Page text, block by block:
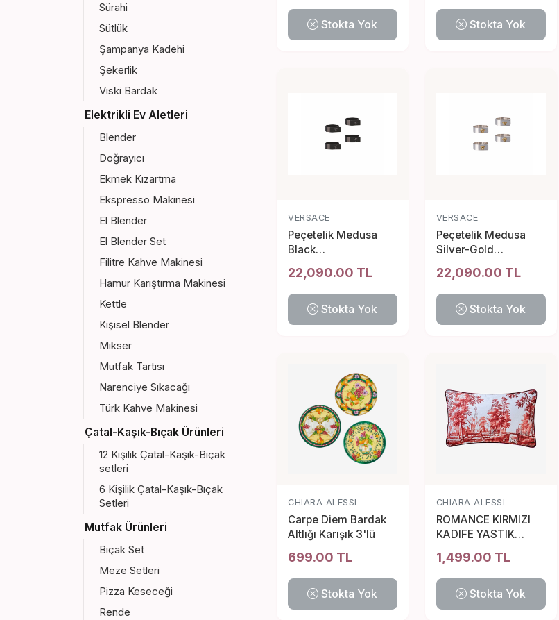
Sürahi
Sütlük
Şampanya Kadehi
Şekerlik
Viski Bardak
Elektrikli Ev Aletleri
Blender
Doğrayıcı
Ekmek Kızartma
Ekspresso Makinesi
El Blender
El Blender Set
Filitre Kahve Makinesi
Hamur Karıştırma Makinesi
Kettle
Kişisel Blender
Mikser
Mutfak Tartısı
Narenciye Sıkacağı
Türk Kahve Makinesi
Çatal-Kaşık-Bıçak Ürünleri
12 Kişilik Çatal-Kaşık-Bıçak
setleri
6 Kişilik Çatal-Kaşık-Bıçak
Setleri
Mutfak Ürünleri
Bıçak Set
Meze Setleri
Pizza Keseceği
Rende
Stokta Yok Stokta Yok
VERSACE
Peçetelik Medusa
Black
22,090.00 TL
Stokta Yok
VERSACE
Peçetelik Medusa
Silver-Gold
22,090.00 TL
Stokta Yok
CHIARA ALESSI
Carpe Diem Bardak
Altlığı Karışık 3'lü
699.00 TL
Stokta Yok
CHIARA ALESSI
ROMANCE KIRMIZI
KADIFE YASTIK
1,499.00 TL
Stokta Yok